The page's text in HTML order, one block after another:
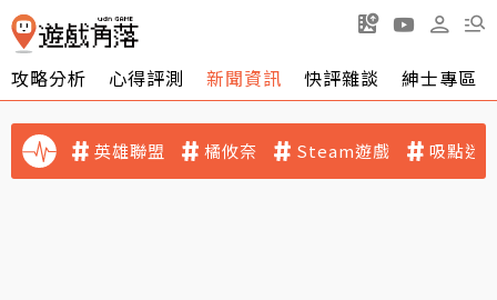
攻略分析 心得評測 新聞資訊 快評雜談 紳士專區
英雄聯盟 橘攸奈 Steam遊戲 吸點迷